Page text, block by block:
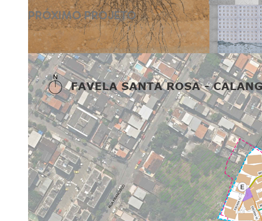
PRÓXIMO PROJETO